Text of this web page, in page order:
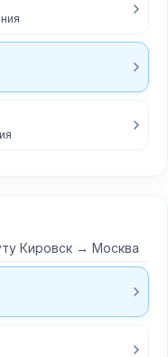
Кировск → Москва